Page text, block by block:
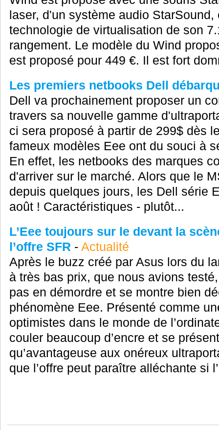
laser, d'un système audio
technologie de virtualisation de son
rangement. Le modèle du Wind
est proposé pour 449 €. Il est fort
Les premiers netbooks Dell
Dell va prochainement proposer un
travers sa nouvelle gamme
ci sera proposé à partir de 299$ dès
fameux modèles Eee ont du souci à
En effet, les netbooks des marques
d'arriver sur le marché. Alors que le
depuis quelques jours, les Dell série
août ! Caractéristiques - plutôt...
L’Eee toujours sur le devant la
l’offre SFR - Actualité
Après le buzz créé par Asus lors du
à très bas prix, que nous avions
pas en démordre et se montre bien
phénomène Eee. Présenté comme
optimistes dans le monde de
couler beaucoup d’encre et se
qu’avantageuse aux onéreux
que l’offre peut paraître alléchante si